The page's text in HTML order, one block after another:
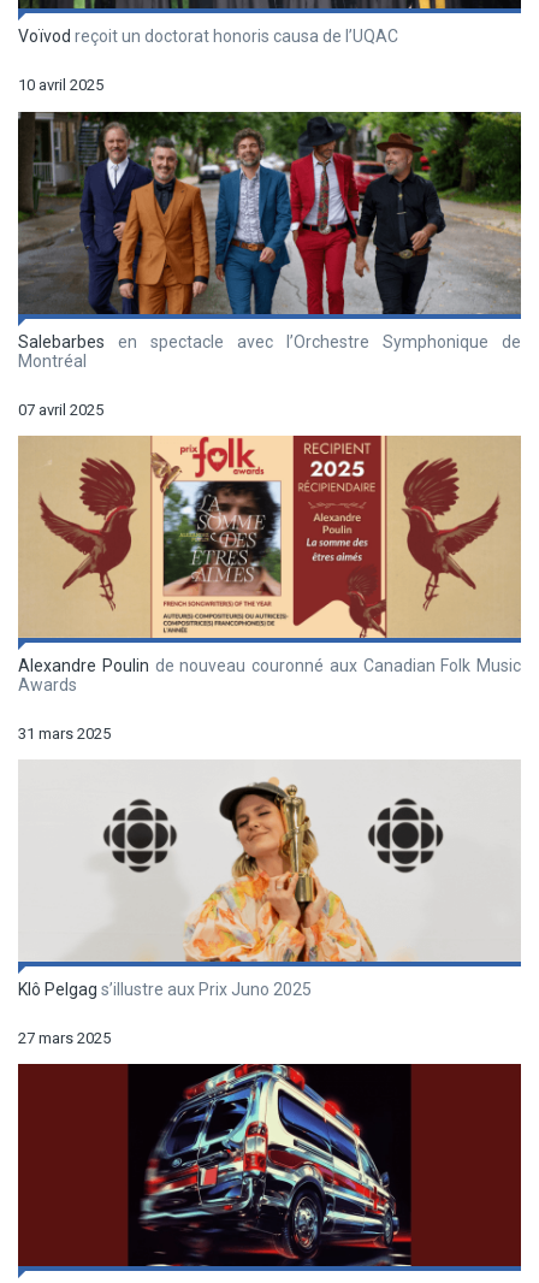
Voïvod reçoit un doctorat honoris causa de l’UQAC
10 avril 2025
Salebarbes en spectacle avec l’Orchestre Symphonique de
Montréal
07 avril 2025
Alexandre Poulin de nouveau couronné aux Canadian Folk Music
Awards
31 mars 2025
Klô Pelgag s’illustre aux Prix Juno 2025
27 mars 2025